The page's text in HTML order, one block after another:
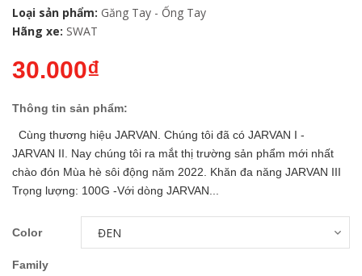
Loại sản phẩm: Găng Tay - Ống Tay
Hãng xe: SWAT
30.000₫
Thông tin sản phẩm:
Cùng thương hiệu JARVAN. Chúng tôi đã có JARVAN I -
JARVAN II. Nay chúng tôi ra mắt thị trường sản phẩm mới nhất
chào đón Mùa hè sôi động năm 2022. Khăn đa năng JARVAN III
Trọng lượng: 100G -Với dòng JARVAN...
Color
Family